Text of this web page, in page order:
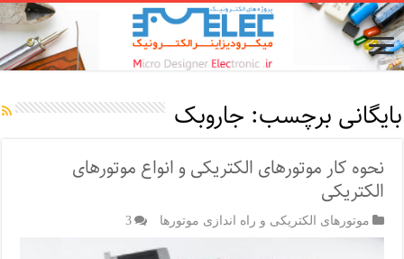
بایگانی برچسب: جاروبک
نحوه کار موتورهای الکتریکی و انواع موتورهای
الکتریکی
موتورهای الکتریکی و راه اندازی موتورها 3